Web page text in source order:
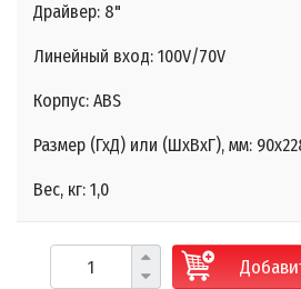
Драйвер: 8"
Линейный вход: 100V/70V
Корпус: ABS
Размер (ГхД) или (ШхВхГ), мм:
Вес, кг: 1,0